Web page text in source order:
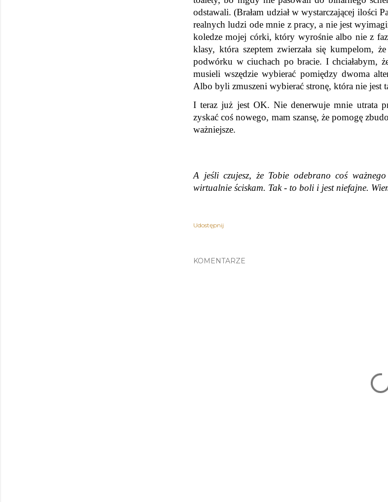
odstawali. (Brałam udział w wystarczającej ilości
realnych ludzi ode mnie z pracy, a nie jest
koledze mojej córki, który wyrośnie albo nie z
klasy, która szeptem zwierzała się kumpelom,
podwórku w ciuchach po bracie. I chciałabym,
musieli wszędzie wybierać pomiędzy dwoma
Albo byli zmuszeni wybierać stronę, która nie jest
I teraz już jest OK. Nie denerwuje mnie utrata
zyskać coś nowego, mam szansę, że pomogę
ważniejsze.
A jeśli czujesz, że Tobie odebrano coś
wirtualnie ściskam. Tak - to boli i jest niefajne.
Udostępnij
KOMENTARZE